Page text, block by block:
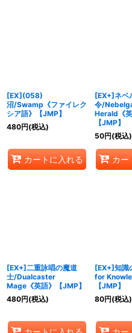
[EX](058)
沼/Swamp《ファイレク
シア語》【JMP】
480円(税込)
カートに入れる
[EX+]ネベ
令/
Herald《英
【JMP】
50円(税込)
カー
[EX+]二重詠唱の魔道
士/Dualcaster
Mage《英語》【JMP】
480円(税込)
[EX+]知
for
【JMP】
80円(税込)